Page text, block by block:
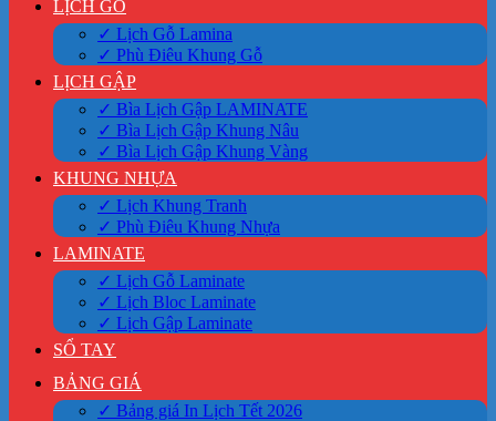
LỊCH GỖ
✓ Lịch Gỗ Lamina
✓ Phù Điêu Khung Gỗ
LỊCH GẬP
✓ Bìa Lịch Gập LAMINATE
✓ Bìa Lịch Gập Khung Nâu
✓ Bìa Lịch Gập Khung Vàng
KHUNG NHỰA
✓ Lịch Khung Tranh
✓ Phù Điêu Khung Nhựa
LAMINATE
✓ Lịch Gỗ Laminate
✓ Lịch Bloc Laminate
✓ Lịch Gập Laminate
SỔ TAY
BẢNG GIÁ
✓ Bảng giá In Lịch Tết 2026